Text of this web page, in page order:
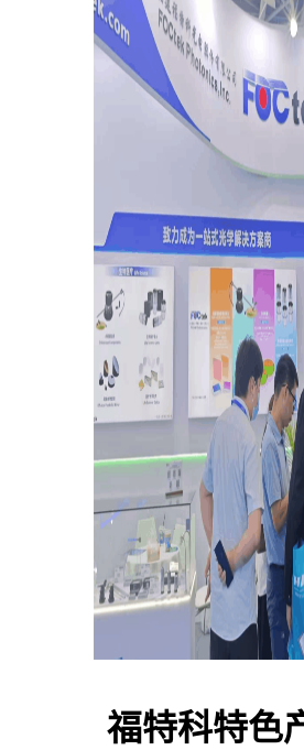
福特科特色